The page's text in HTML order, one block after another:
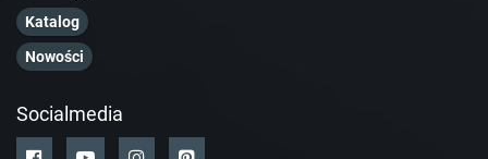
Katalog
Nowości
Socialmedia